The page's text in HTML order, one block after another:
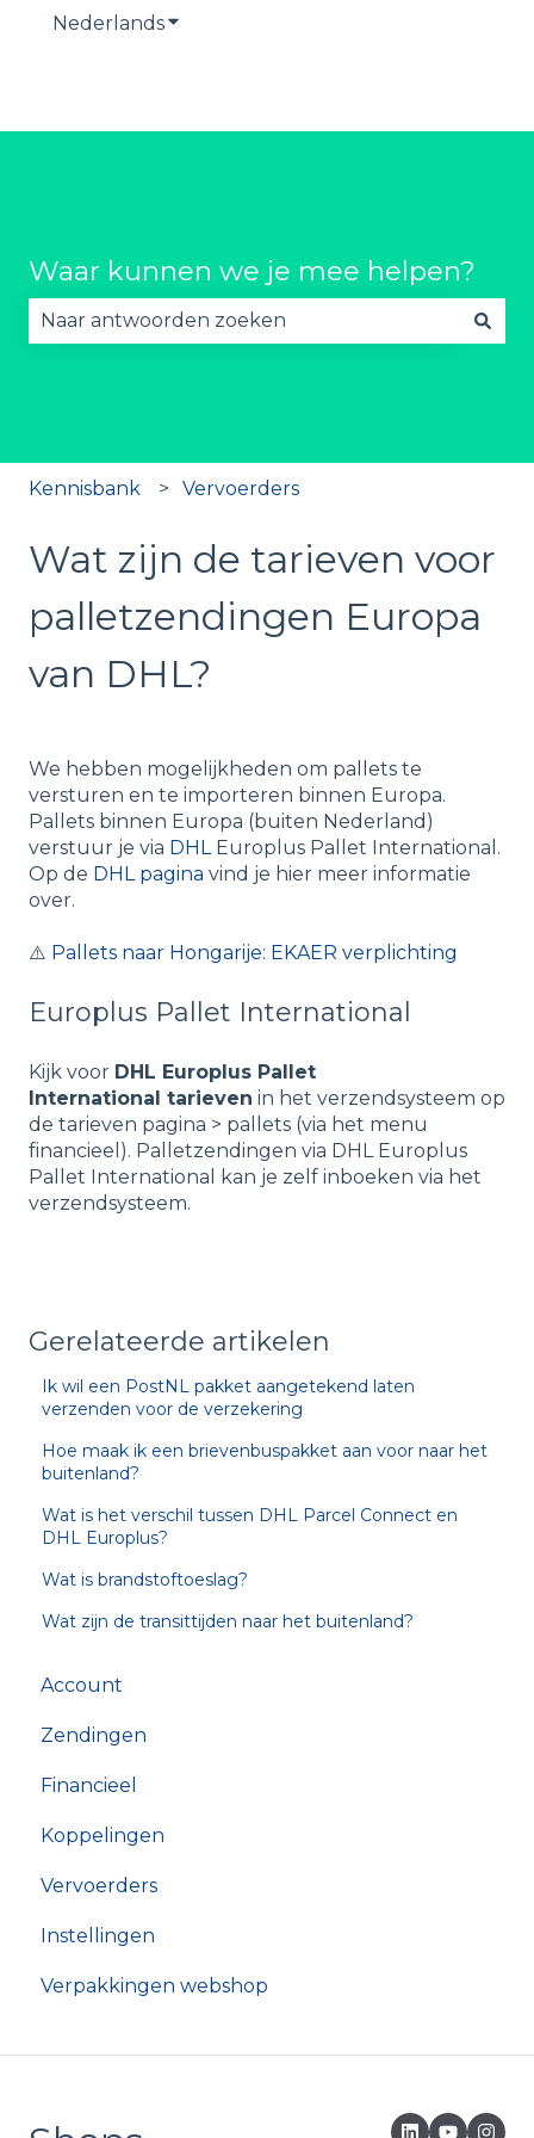
NederlandsSubmenu tonen voor vertalingen
Waar kunnen we je mee helpen?
Kennisbank Vervoerders
Wat zijn de tarieven voor
palletzendingen Europa
van DHL?
We hebben mogelijkheden om pallets te
versturen en te importeren binnen Europa.
Pallets binnen Europa (buiten Nederland)
verstuur je via DHL Europlus Pallet International.
Op de DHL pagina vind je hier meer informatie
over.
⚠️ Pallets naar Hongarije: EKAER verplichting
Europlus Pallet International
Kijk voor DHL Europlus Pallet
International tarieven in het verzendsysteem op
de tarieven pagina > pallets (via het menu
financieel). Palletzendingen via DHL Europlus
Pallet International kan je zelf inboeken via het
verzendsysteem.
Gerelateerde artikelen
Ik wil een PostNL pakket aangetekend laten
verzenden voor de verzekering
Hoe maak ik een brievenbuspakket aan voor naar het
buitenland?
Wat is het verschil tussen DHL Parcel Connect en
DHL Europlus?
Wat is brandstoftoeslag?
Wat zijn de transittijden naar het buitenland?
Account
Zendingen
Financieel
Koppelingen
Vervoerders
Instellingen
Verpakkingen webshop